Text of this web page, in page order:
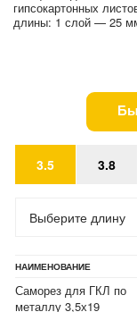
гипсокартонных
длины: 1 слой — 25
3.5 3.8
Выберите длину
НАИМЕНОВАНИЕ
Саморез для ГКЛ по
металлу 3,5х19